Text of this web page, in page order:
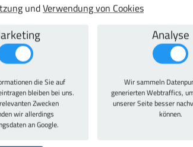
sind nur mit Ihrer ausdrücklichen
jederzeit widerrufen. Dazu reicht eine
zum Widerruf erfolgten Datenverarbeitung
Verstöße steht dem Betroffenen ein
Aufsichtsbehörde in
des Bundeslandes, in dem unser
sowie deren Kontaktdaten können
undVerwendung von Cookies
die Sie auf
bleiben bei uns.
Zwecken
wir allerdings
an Google.
Analyse
Wir sammeln
generierten Webtraffics,
unserer Seite besser
können.